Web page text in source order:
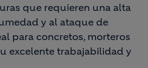
que requieren una alta
y al ataque de
para concretos, morteros
excelente trabajabilidad y